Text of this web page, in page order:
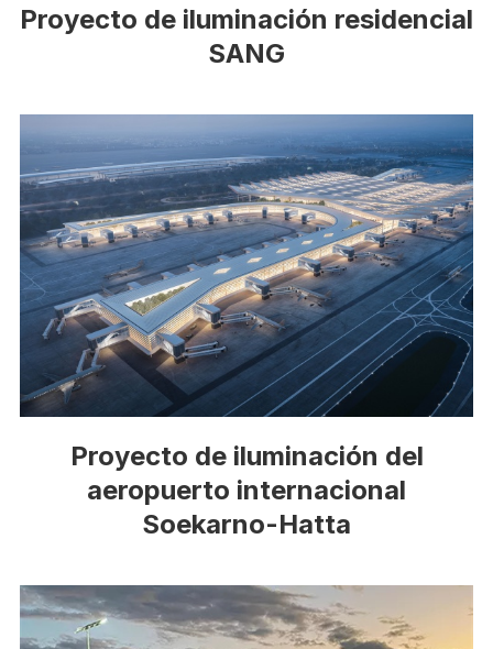
Proyecto de iluminación residencial
SANG
Proyecto de iluminación del
aeropuerto internacional
Soekarno-Hatta